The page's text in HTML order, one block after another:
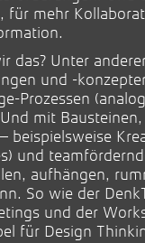
für mehr
das? Unter
und -
Prozessen
mit
beispielsweise
und
aufhängen,
So wie der
und der
für Design